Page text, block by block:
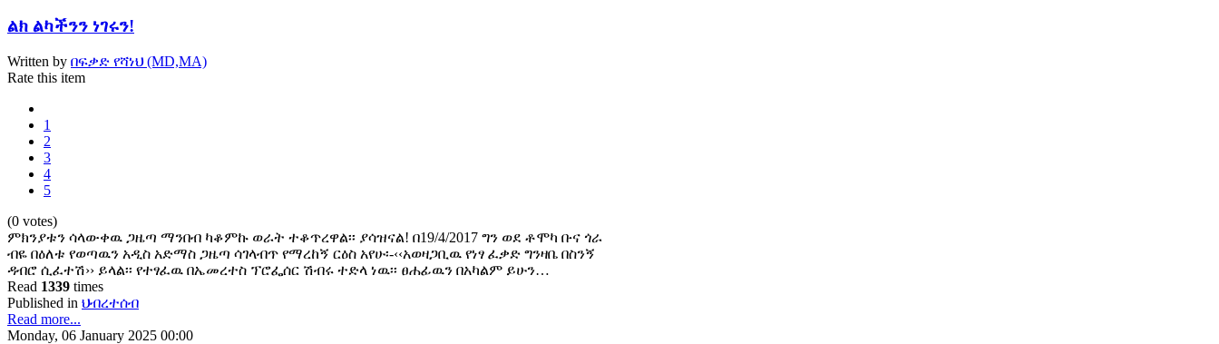
ልክ ልካችንን ነገሩን!
Written by በፍቃድ የሻነህ (MD,MA)
Rate this item
1
2
3
4
5
(0 votes)
ምክንያቱን ሳላውቀዉ ጋዜጣ ማንበብ ካቆምኩ ወራት ተቆጥረዋል፡፡ ያሳዝናል! በ19/4/2017 ግን ወደ ቶሞካ ቡና ጎራ
ብዬ በዕለቱ የወጣዉን አዲስ አድማስ ጋዜጣ ሳገላብጥ የማረከኝ ርዕስ አየሁ፡-‹‹አወዛጋቢዉ የነፃ ፈቃድ ግንዛቤ በስንኝ
ዳብሮ ሲፈተሽ›› ይላል፡፡ የተፃፈዉ በኤመረተስ ፕሮፌሰር ሽብሩ ተድላ ነዉ፡፡ ፀሐፊዉን በአካልም ይሁን…
Read 1339 times
Published in ህብረተሰብ
Read more...
Monday, 06 January 2025 00:00